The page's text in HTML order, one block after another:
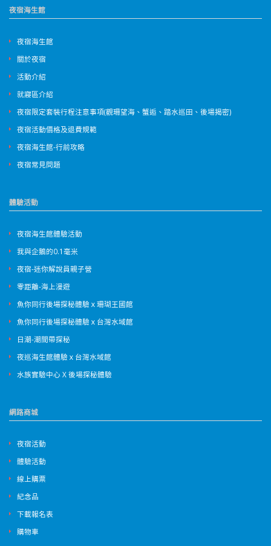
夜宿海生館
夜宿海生館
關於夜宿
活動介紹
就寢區介紹
夜宿限定套裝行程注意事項(觀珊望海、蟹逅、踏水巡田、後場揭密)
夜宿活動價格及退費規範
夜宿海生館-行前攻略
夜宿常見問題
體驗活動
夜宿海生館體驗活動
我與企鵝的0.1毫米
夜宿-迷你解說員親子營
零距離-海上漫遊
魚你同行後場探秘體驗ｘ珊瑚王國館
魚你同行後場探秘體驗ｘ台灣水域館
日潮-潮間帶探秘
夜巡海生館體驗ｘ台灣水域館
水族實驗中心 X 後場探秘體驗
網路商城
夜宿活動
體驗活動
線上購票
紀念品
下載報名表
購物車